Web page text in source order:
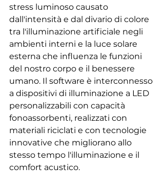
stress luminoso causato
dall'intensità e dal divario di colore
tra l'illuminazione artificiale negli
ambienti interni e la luce solare
esterna che influenza le funzioni
del nostro corpo e il benessere
umano. Il software è interconnesso
a dispositivi di illuminazione a LED
personalizzabili con capacità
fonoassorbenti, realizzati con
materiali riciclati e con tecnologie
innovative che migliorano allo
stesso tempo l'illuminazione e il
comfort acustico.